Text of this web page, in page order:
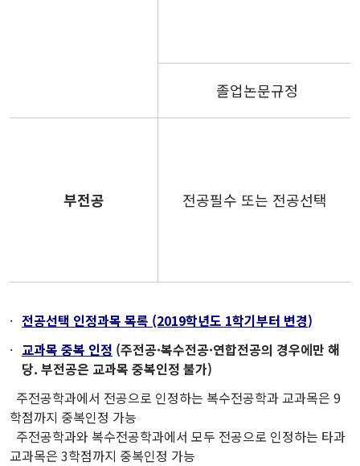
졸업논문규정
부전공 전공필수 또는 전공선택
전공선택 인정과목 목록 (2019학년도 1학기부터 변경)
교과목 중복 인정 (주전공·복수전공·연합전공의 경우에만 해
당. 부전공은 교과목 중복인정 불가)
주전공학과에서 전공으로 인정하는 복수전공학과 교과목은 9
학점까지 중복인정 가능
주전공학과와 복수전공학과에서 모두 전공으로 인정하는 타과
교과목은 3학점까지 중복인정 가능